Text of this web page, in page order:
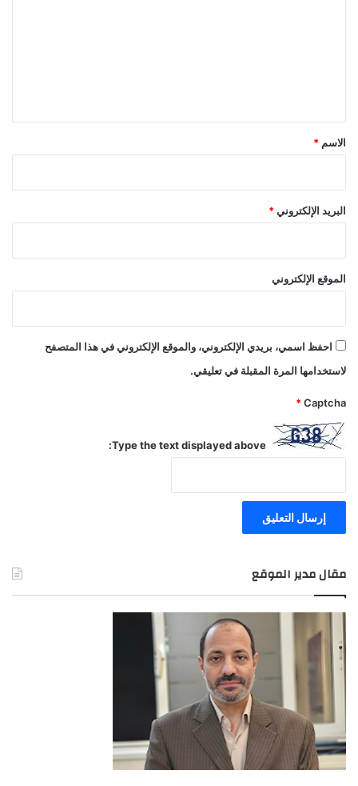
*
الاسم *
البريد الإلكتروني *
الموقع الإلكتروني
احفظ اسمي، بريدي الإلكتروني، والموقع الإلكتروني في هذا المتصفح
لاستخدامها المرة المقبلة في تعليقي.
Captcha
*
Type the text displayed above:
مقال مدير الموقع